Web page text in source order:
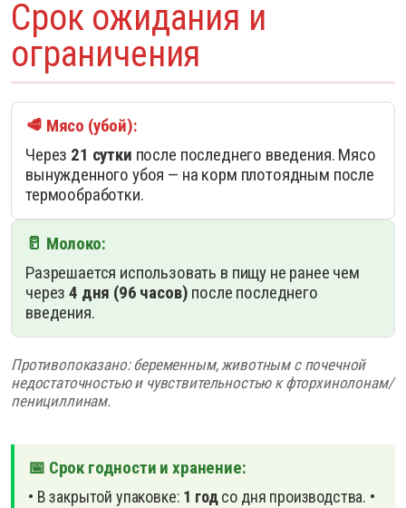
Срок ожидания и
ограничения
🥩 Мясо (убой):
Через 21 сутки после последнего введения. Мясо
вынужденного убоя — на корм плотоядным после
термообработки.
🥛 Молоко:
Разрешается использовать в пищу не ранее чем
через4 дня (96 часов) после последнего
введения.
Противопоказано: беременным, животным с почечной
недостаточностью и чувствительностью к фторхинолонам/
пенициллинам.
📅 Срок годности и хранение:
• В закрытой упаковке: 1 годсо дня производства. •